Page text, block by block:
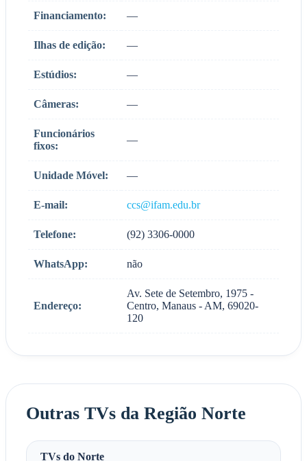
Financiamento: —
Ilhas de edição: —
Estúdios: —
Câmeras: —
Funcionários
fixos:
—
Unidade Móvel: —
E-mail: ccs@ifam.edu.br
Telefone: (92) 3306-0000
WhatsApp: não
Endereço:
Av. Sete de Setembro, 1975 -
Centro, Manaus - AM, 69020-
120
Outras TVs da Região Norte
TVs do Norte